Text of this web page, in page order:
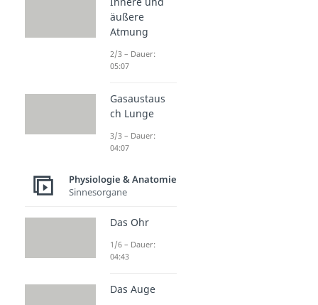
äußere
Atmung
2/3 – Dauer:
05:07
Gasaustaus
ch Lunge
3/3 – Dauer:
04:07
Physiologie & Anatomie
Sinnesorgane
Das Ohr
1/6 – Dauer:
04:43
Das Auge